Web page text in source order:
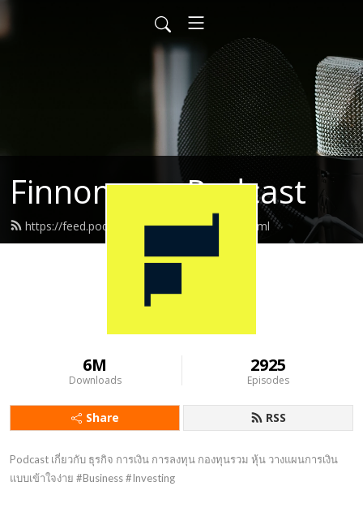
Finnomena Podcast
https://feed.podbean.com/finnomena/feed.xml
6M
Downloads
2925
Episodes
Share RSS
Podcast เกี่ยวกับ ธุรกิจ การเงิน การลงทุน กองทุนรวม หุ้น วางแผนการเงิน
แบบเข้าใจง่าย #Business #Investing